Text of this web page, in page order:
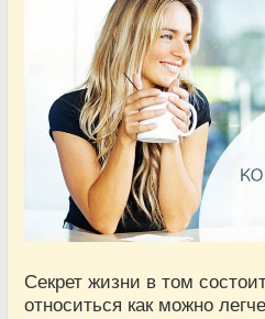
Секрет жизни в том
относиться как можно